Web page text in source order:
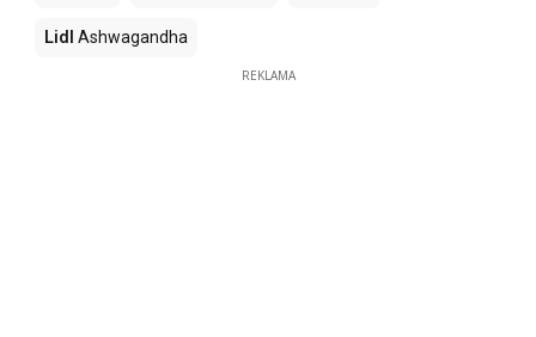
Lidl Ashwagandha
REKLAMA